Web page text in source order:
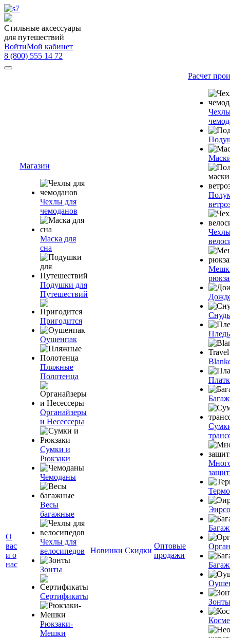
Стильные аксессуары
для путешествий
ВойтиМой кабинет
8 (800) 555 14 72
О
вас
и о
нас
Магазин
Чехлы для
чемоданов
Маска для
сна
Подушки для
Путешествий
Пригодится
Оушенпак
Пляжные
Полотенца
Органайзеры
и Несессеры
Сумки и
Рюкзаки
Чемоданы
Весы
багажные
Чехлы для
велосипедов
Зонты
Сертификаты
Рюкзаки-
Мешки
Новинки Скидки
Оптовые
продажи
Расчет
Зонты